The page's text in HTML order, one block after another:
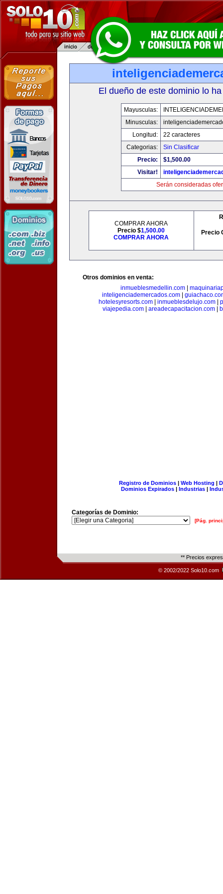
El dueño de este dominio lo
Mayusculas:
Minusculas:
Longitud:
22 caracteres
Categorias:
Sin Clasificar
Precio:
$1,500.00
Visitar!
Serán consideradas
COMPRAR AHORA
Precio $1,500.00
COMPRAR AHORA
Precio
Otros dominios en venta:
inmueblesmedellin.com
inteligenciademercados.com
hotelesyresorts.com
inmueblesdelujo.com
viajepedia.com| areadecapacitacion.com|
Registro de Dominios| Web Hosting |
Dominios Expirados | Industrias |
Categorías de Dominio:
[Pág.
** Precios
© 2002/2022 Solo10.com